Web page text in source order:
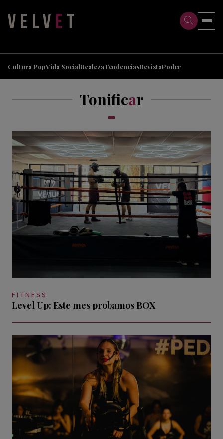
Cultura PopVida SocialRealezaTendenciasRevistaPoder
Tonificar
FITNESS
Level Up: Este mes probamos BOX